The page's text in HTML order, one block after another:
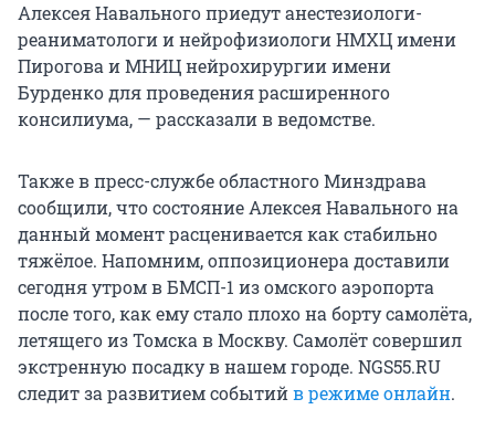
Алексея Навального приедут анестезиологи-
реаниматологи и нейрофизиологи НМХЦ имени
Пирогова и МНИЦ нейрохирургии имени
Бурденко для проведения расширенного
консилиума, — рассказали в ведомстве.
Также в пресс-службе областного Минздрава
сообщили, что состояние Алексея Навального на
данный момент расценивается как стабильно
тяжёлое. Напомним, оппозиционера доставили
сегодня утром в БМСП-1 из омского аэропорта
после того, как ему стало плохо на борту самолёта,
летящего из Томска в Москву. Самолёт совершил
экстренную посадку в нашем городе. NGS55.RU
следит за развитием событийв режиме онлайн.